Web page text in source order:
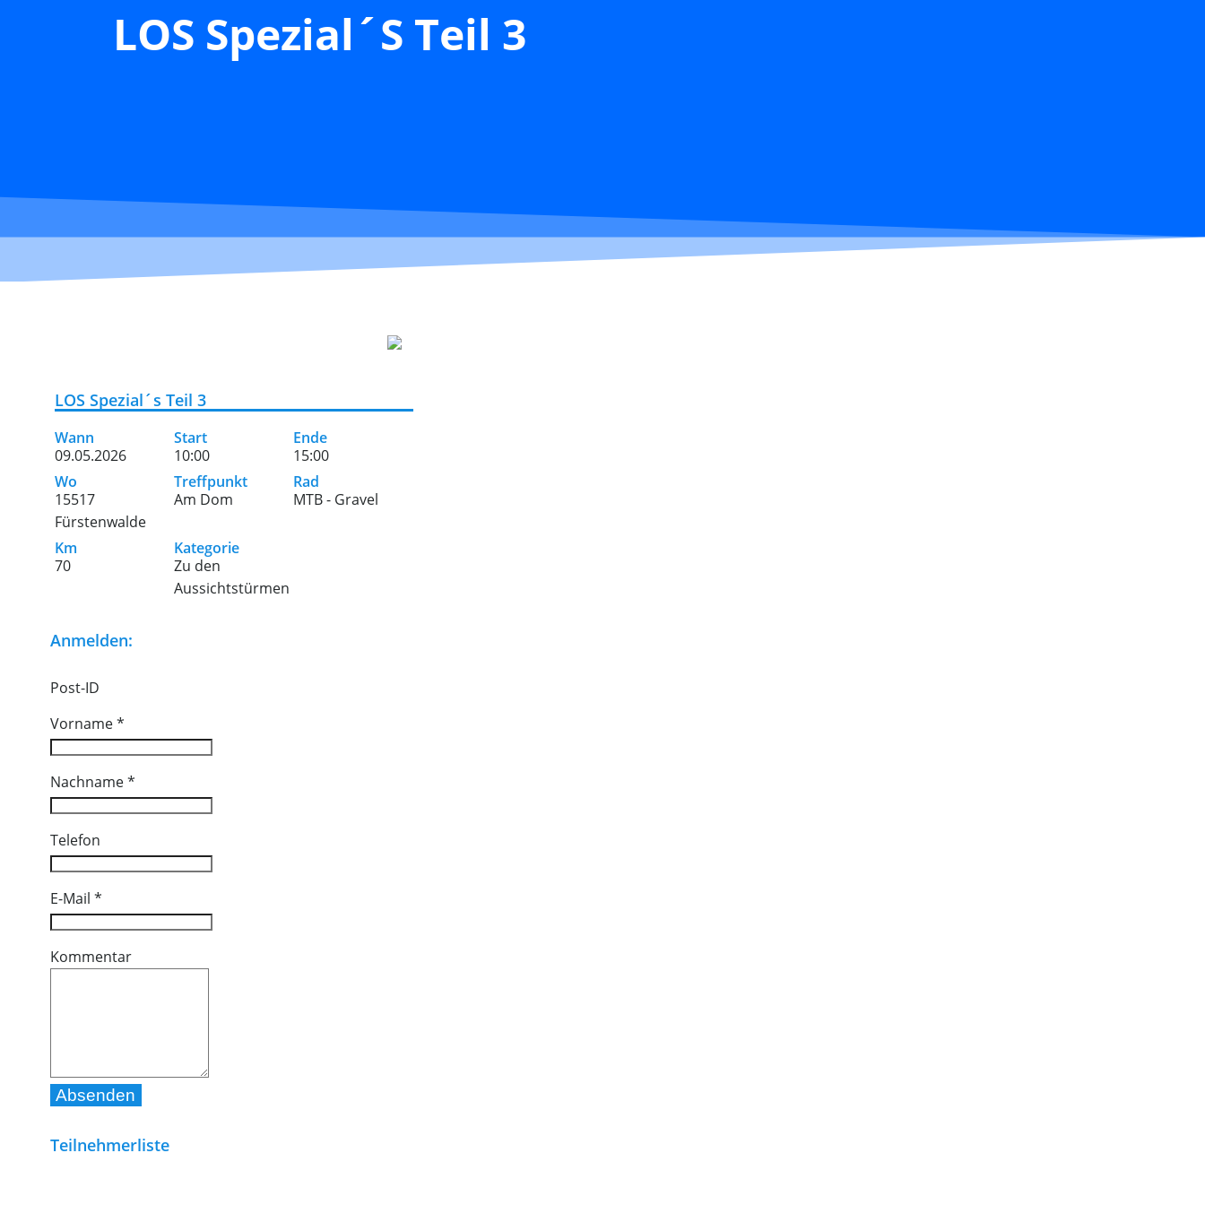
LOS Spezial´s Teil 3
LOS Spezial´s Teil 3
Wann
09.05.2026
Start
10:00
Ende
15:00
Wo
15517
Fürstenwalde
Treffpunkt
Am Dom
Rad
MTB - Gravel
Km
70
Kategorie
Zu den
Aussichtstürmen
Anmelden:
Post-ID
Vorname*
Nachname*
Telefon
E-Mail *
Kommentar
Teilnehmerliste